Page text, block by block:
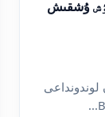
ۇشقىش